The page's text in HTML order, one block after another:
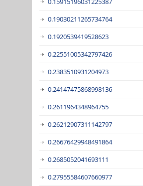
0.19030211265734764
0.1920539419528623
0.22551005342797426
0.2383510931204973
0.24147475868998136
0.2611964348964755
0.26212907311142797
0.26676429948491864
0.2685052041693111
0.27955584607660977